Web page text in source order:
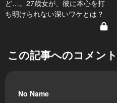
ど…。27歳女が、彼に本心を打
ち明けられない深いワケとは？
この記事へのコメント
No Name